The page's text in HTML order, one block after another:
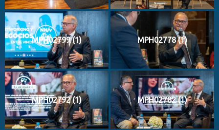
MPH02799 (1) MPH02778 (1)
MPH02792 (1) MPH02782 (1)